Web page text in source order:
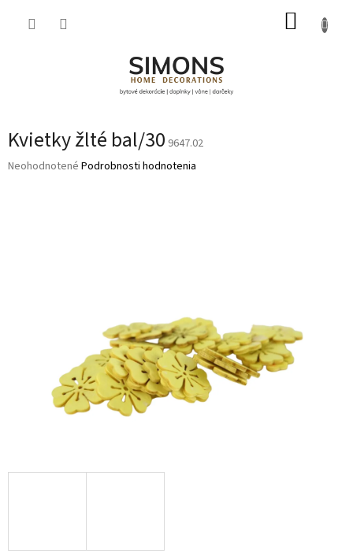
Kvietky žlté bal/30 9647.02
Priemerné
Neohodnotené Podrobnosti hodnotenia